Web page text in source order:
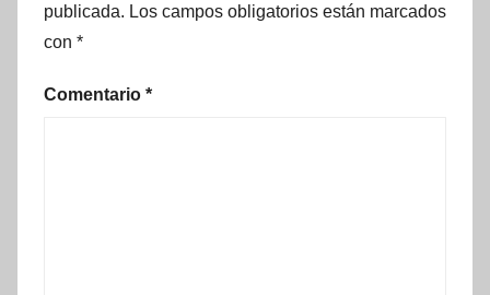
publicada. Los campos obligatorios están marcados
con *
Comentario *